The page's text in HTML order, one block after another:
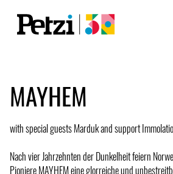
MAYHEM
with special guests Marduk and support
Nach vier Jahrzehnten der Dunkelheit feiern
Pioniere MAYHEM eine glorreiche und